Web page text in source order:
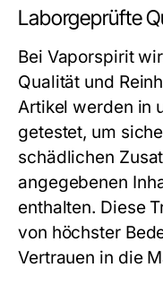
Laborgeprüfte
Bei Vaporspirit
Qualität und
Artikel werden in
getestet, um
schädlichen
angegebenen
enthalten. Diese
von höchster
Vertrauen in die